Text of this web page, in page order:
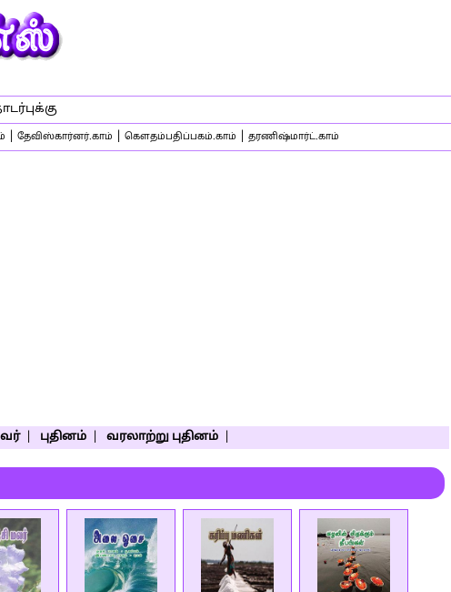
தேவிஸ்கார்னர்.காம் கௌதம்பதிப்பகம்.காம் தரணிஷ்மார்ட்.காம்
| புதினம் வரலாற்று புதினம்